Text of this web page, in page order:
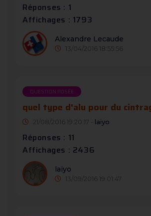
Réponses : 1
Affichages : 1793
Alexandre Lecaude
13/04/2016 18:55:56
QUESTION POSÉE
quel type d'alu pour du
21/08/2016 19:20:17 - laiyo
Réponses : 11
Affichages : 2436
laiyo
13/09/2016 19:01:47